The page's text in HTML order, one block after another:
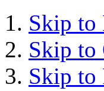
Skip to
Skip to
Skip to